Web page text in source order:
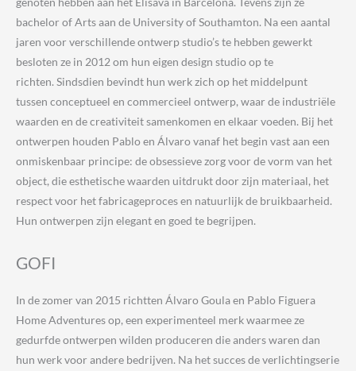
bachelor of Arts aan de University of Southamton. Na een aantal
jaren voor verschillende ontwerp studio’s te hebben gewerkt
besloten ze in 2012 om hun eigen design studio op te
richten. Sindsdien bevindt hun werk zich op het middelpunt
tussen conceptueel en commercieel ontwerp, waar de industriële
waarden en de creativiteit samenkomen en elkaar voeden. Bij het
ontwerpen houden Pablo en Álvaro vanaf het begin vast aan een
onmiskenbaar principe: de obsessieve zorg voor de vorm van het
object, die esthetische waarden uitdrukt door zijn materiaal, het
respect voor het fabricageproces en natuurlijk de bruikbaarheid.
Hun ontwerpen zijn elegant en goed te begrijpen.
GOFI
In de zomer van 2015 richtten Álvaro Goula en Pablo Figuera
Home Adventures op, een experimenteel merk waarmee ze
gedurfde ontwerpen wilden produceren die anders waren dan
hun werk voor andere bedrijven. Na het succes de verlichtingserie